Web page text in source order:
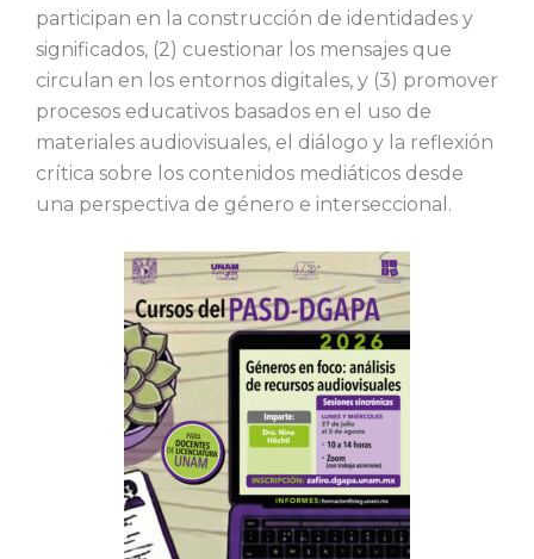
participan en la construcción de identidades y
significados, (2) cuestionar los mensajes que
circulan en los entornos digitales, y (3) promover
procesos educativos basados en el uso de
materiales audiovisuales, el diálogo y la reflexión
crítica sobre los contenidos mediáticos desde
una perspectiva de género e interseccional.